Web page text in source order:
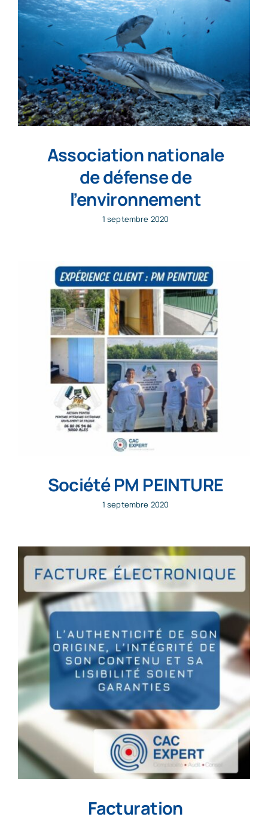
Association nationale
de défense de
l’environnement
1 septembre 2020
Société PM PEINTURE
1 septembre 2020
Facturation